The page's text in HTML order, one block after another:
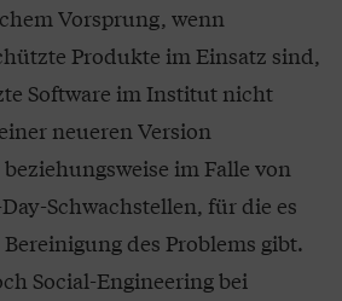
Vorsprung, wenn
Produkte im Einsatz sind,
Software im Institut nicht
neueren Version
im Falle von
Schwachstellen, für die es
des Problems gibt.
Social-Engineering bei